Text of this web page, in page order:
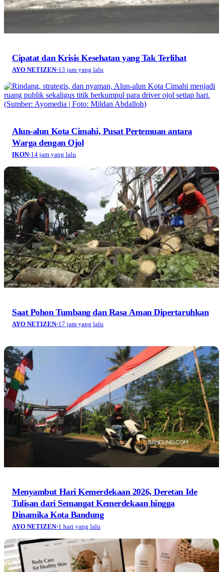
Cipatat dan Krisis Kesehatan yang Tak Terlihat
AYO NETIZEN·13 jam yang lalu
Alun-alun Kota Cimahi, Pusat Pertemuan antara
Warga dengan Ojol
IKON·14 jam yang lalu
Saat Pohon Tumbang dan Rasa Aman Dipertaruhkan
AYO NETIZEN·17 jam yang lalu
Menyambut Hari Kemerdekaan 2026, Deretan Ide
Tulisan dari Semangat Kemerdekaan hingga
Dinamika Kota Bandung
AYO NETIZEN·1 hari yang lalu